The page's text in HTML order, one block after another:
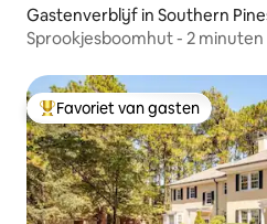
Gastenverblijf in Southern
Sprookjesboomhut - 2
Topfavoriet van gasten
Favoriet van gasten